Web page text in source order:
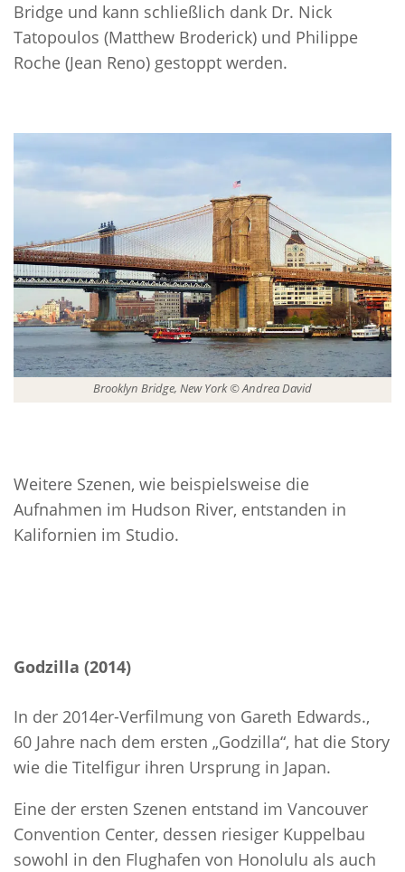
Bridge und kann schließlich dank Dr. Nick
Tatopoulos (Matthew Broderick) und Philippe
Roche (Jean Reno) gestoppt werden.
Brooklyn Bridge, New York © Andrea David
Weitere Szenen, wie beispielsweise die
Aufnahmen im Hudson River, entstanden in
Kalifornien im Studio.
Godzilla (2014)
In der 2014er-Verfilmung von Gareth Edwards.,
60 Jahre nach dem ersten „Godzilla“, hat die Story
wie die Titelfigur ihren Ursprung in Japan.
Eine der ersten Szenen entstand im Vancouver
Convention Center, dessen riesiger Kuppelbau
sowohl in den Flughafen von Honolulu als auch